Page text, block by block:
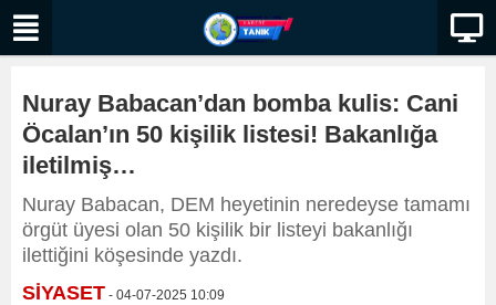
Nuray Babacan’dan bomba kulis: Cani
Öcalan’ın 50 kişilik listesi! Bakanlığa
iletilmiş…
Nuray Babacan, DEM heyetinin neredeyse tamamı
örgüt üyesi olan 50 kişilik bir listeyi bakanlığı
ilettiğini köşesinde yazdı.
SİYASET - 04-07-2025 10:09